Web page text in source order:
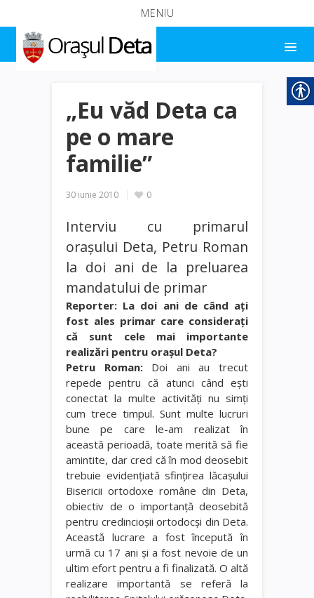
MENIU
„Eu văd Deta ca
pe o mare
familie”
30 iunie 2010 0
Interviu cu primarul
oraşului Deta, Petru Roman
la doi ani de la preluarea
mandatului de primar
Reporter: La doi ani de când aţi
fost ales primar care consideraţi
că sunt cele mai importante
realizări pentru oraşul Deta?
Petru Roman:Doi ani au trecut
repede pentru că atunci când eşti
conectat la multe activităţi nu simţi
cum trece timpul. Sunt multe lucruri
bune pe care le-am realizat în
această perioadă, toate merită să fie
amintite, dar cred că în mod deosebit
trebuie evidenţiată sfinţirea lăcaşului
Bisericii ortodoxe române din Deta,
obiectiv de o importanţă deosebită
pentru credincioşii ortodocşi din Deta.
Această lucrare a fost începută în
urmă cu 17 ani şi a fost nevoie de un
ultim efort pentru a fi finalizată. O altă
realizare importantă se referă la